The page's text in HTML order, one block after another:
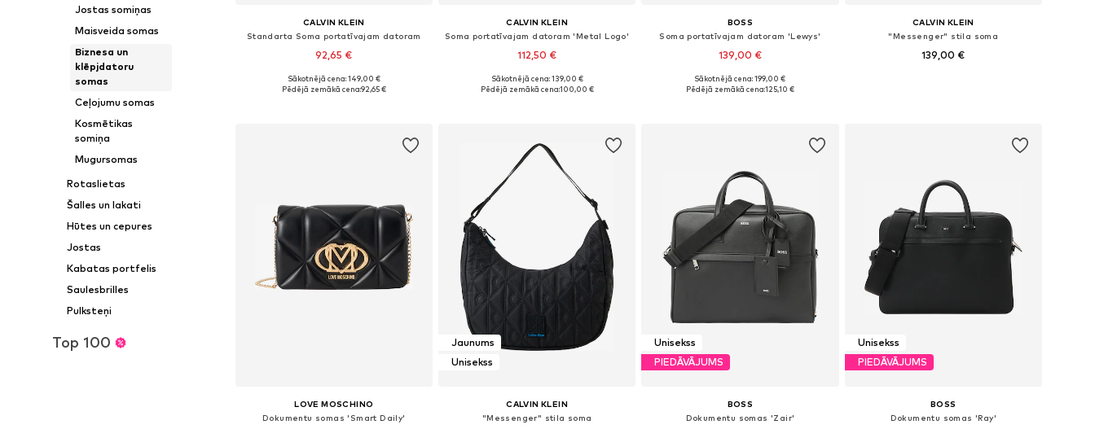
Jostas somiņas
Maisveida somas
Biznesa un
klēpjdatoru
somas
Ceļojumu somas
Kosmētikas
somiņa
Mugursomas
Rotaslietas
Šalles un lakati
Hūtes un cepures
Jostas
Kabatas portfelis
Saulesbrilles
Pulksteņi
Top 100
CALVIN KLEIN
Standarta Soma portatīvajam datoram
92,65 €
Pieejamie izmēri: One Size
Sākotnējā cena: 149,00 €
Pēdējā zemākā cena:92,65 €
CALVIN KLEIN
Soma portatīvajam datoram 'Metal Logo'
112,50 €
Pieejamie izmēri: One Size
Sākotnējā cena: 139,00 €
Pēdējā zemākā cena:100,00 €
BOSS
Soma portatīvajam datoram 'Lewys'
139,00 €
Pieejamie izmēri: One Size
Sākotnējā cena: 199,00 €
Pēdējā zemākā cena:125,10 €
CALVIN KLEIN
"Messenger" stila soma
139,00 €
LOVE MOSCHINO
Dokumentu somas 'Smart Daily'
Jaunums
Unisekss
CALVIN KLEIN
"Messenger" stila soma
Unisekss
PIEDĀVĀJUMS
BOSS
Dokumentu somas 'Zair'
Unisekss
PIEDĀVĀJUMS
BOSS
Dokumentu somas 'Ray'